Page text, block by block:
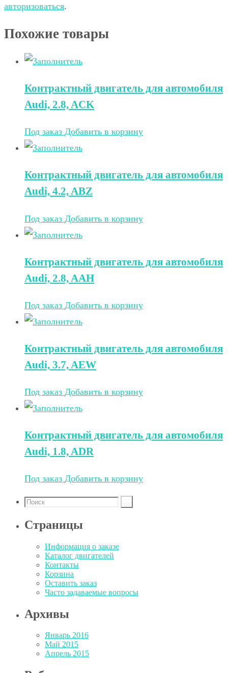
авторизоваться.
Похожие товары
Контрактный двигатель для автомобиля
Audi, 2.8, ACK
Под заказ Добавить в корзину
Контрактный двигатель для автомобиля
Audi, 4.2, ABZ
Под заказ Добавить в корзину
Контрактный двигатель для автомобиля
Audi, 2.8, AAH
Под заказ Добавить в корзину
Контрактный двигатель для автомобиля
Audi, 3.7, AEW
Под заказ Добавить в корзину
Контрактный двигатель для автомобиля
Audi, 1.8, ADR
Под заказ Добавить в корзину
Страницы
Информация о заказе
Каталог двигателей
Контакты
Корзина
Оставить заказ
Часто задаваемые вопросы
Архивы
Январь 2016
Май 2015
Апрель 2015